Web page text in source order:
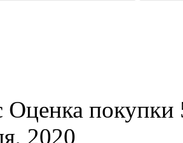
Оценка
2020